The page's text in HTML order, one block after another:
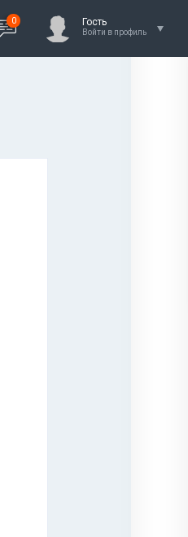
0 Гость
Войти в профиль